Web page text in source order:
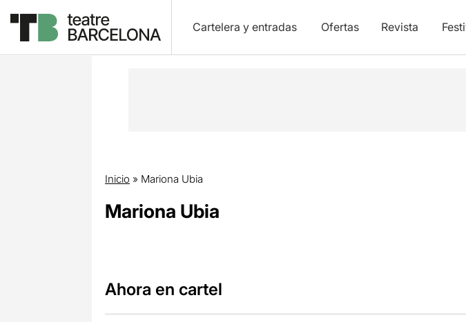
Cartelera y entradas Ofertas Revista
Inicio » Mariona Ubia
Mariona Ubia
Ahora en cartel